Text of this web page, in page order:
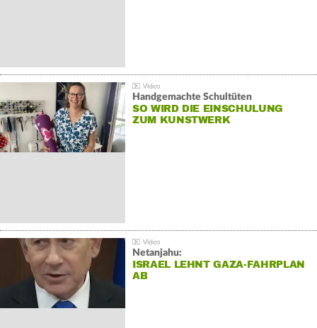
Handgemachte Schultüten
SO WIRD DIE EINSCHULUNG
ZUM KUNSTWERK
Netanjahu:
ISRAEL LEHNT GAZA-FAHRPLAN
AB